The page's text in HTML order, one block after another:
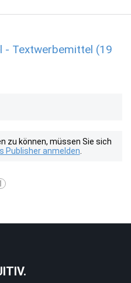
- Textwerbemittel (19
zu können, müssen Sie sich
Publisher anmelden